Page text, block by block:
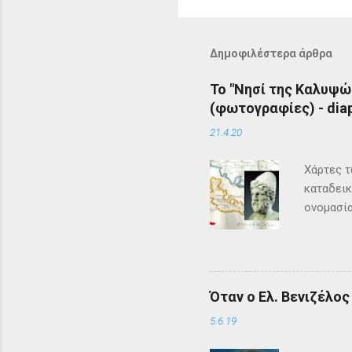
Δημοφιλέστερα άρθρα
Το "Νησί της
(φωτογραφίες) -
21.4.20
Χάρτες
Όμηρος
Όταν ο Ελ.
5.6.19